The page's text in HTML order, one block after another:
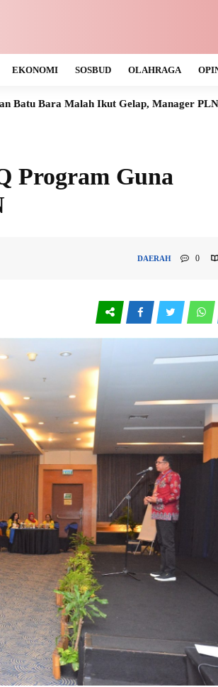
EKONOMI SOSBUD OLAHRAGA
Ikut Gelap, Manager PLN ULP Muara
Program Guna
DAERAH 0